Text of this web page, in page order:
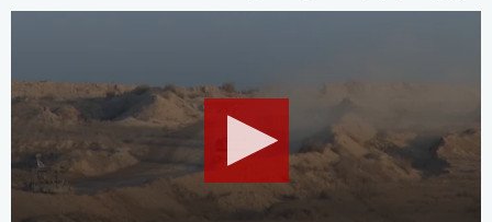
of
21
26
seconds